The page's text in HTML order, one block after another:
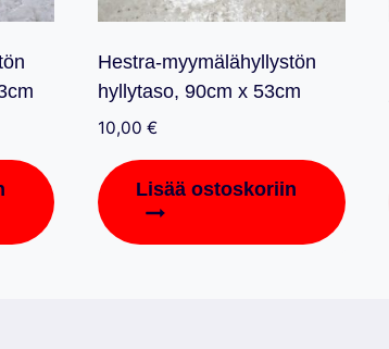
Hestra-myymälähyllystön
hyllytaso, 90cm x 53cm
10,00 €
Lisää ostoskoriin